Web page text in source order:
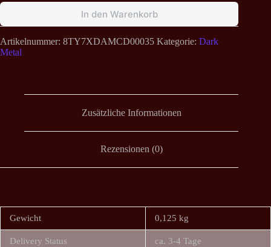
In den Warenkorb
Artikelnummer: 8TY7XDAMCD00035 Kategorie: Dark
Metal
Zusätzliche Informationen
Rezensionen (0)
Gewicht 0,125 kg
Delivery Status ca. 3-4 Tage